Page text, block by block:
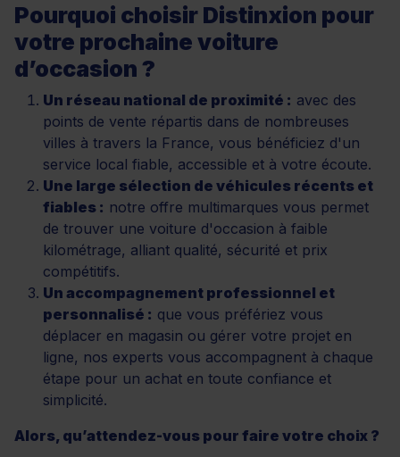
Pourquoi choisir Distinxion pour
votre prochaine voiture
d’occasion ?
Un réseau national de proximité : avec des
points de vente répartis dans de nombreuses
villes à travers la France, vous bénéficiez d'un
service local fiable, accessible et à votre écoute.
Une large sélection de véhicules récents et
fiables : notre offre multimarques vous permet
de trouver une voiture d'occasion à faible
kilométrage, alliant qualité, sécurité et prix
compétitifs.
Un accompagnement professionnel et
personnalisé : que vous préfériez vous
déplacer en magasin ou gérer votre projet en
ligne, nos experts vous accompagnent à chaque
étape pour un achat en toute confiance et
simplicité.
Alors, qu’attendez-vous pour faire votre choix ?